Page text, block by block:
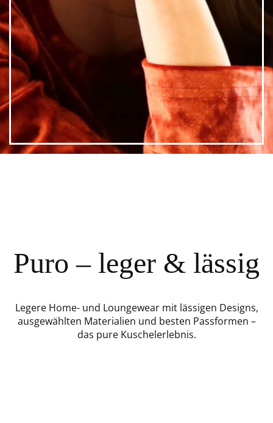
Puro – leger & lässig
Legere Home- und Loungewear mit lässigen Designs,
ausgewählten Materialien und besten Passformen –
das pure Kuschelerlebnis.